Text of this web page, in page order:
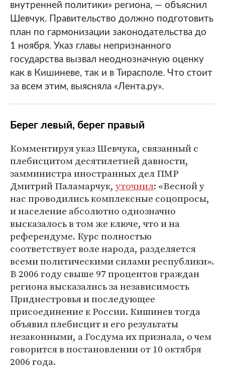
внутренней политики» региона, — объяснил
Шевчук. Правительство должно подготовить
план по гармонизации законодательства до
1 ноября. Указ главы непризнанного
государства вызвал неоднозначную оценку
как в Кишиневе, так и в Тирасполе. Что стоит
за всем этим, выясняла «Лента.ру».
Берег левый, берег правый
Комментируя указ Шевчука, связанный с
плебисцитом десятилетней давности,
замминистра иностранных дел ПМР
Дмитрий Паламарчук, уточнил: «Весной у
нас проводились комплексные соцопросы,
и население абсолютно однозначно
высказалось в том же ключе, что и на
референдуме. Курс полностью
соответствует воле народа, разделяется
всеми политическими силами республики».
В 2006 году свыше 97 процентов граждан
региона высказались за независимость
Приднестровья и последующее
присоединение к России. Кишинев тогда
объявил плебисцит и его результаты
незаконными, а Госдума их признала, о чем
говорится в постановлении от 10 октября
2006 года.